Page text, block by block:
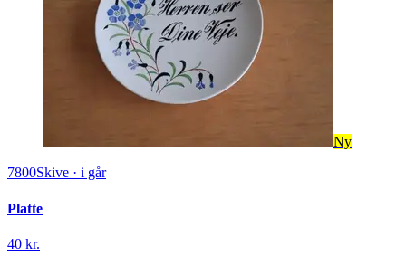
Ny
7800Skive · i går
Platte
40 kr.